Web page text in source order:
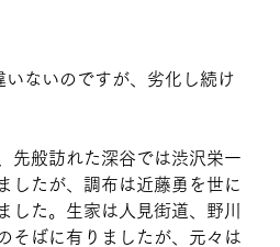
ないのですが、劣化し続け
先般訪れた深谷では渋沢栄一
したが、調布は近藤勇を世に
した。生家は人見街道、野川
そばに有りましたが、元々は